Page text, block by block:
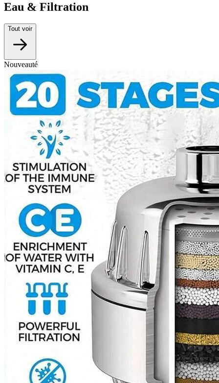
Eau & Filtration
Tout voir
Nouveauté